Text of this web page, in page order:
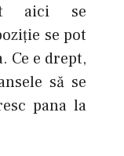
aici se
se pot
Ce e drept,
să se
pana la